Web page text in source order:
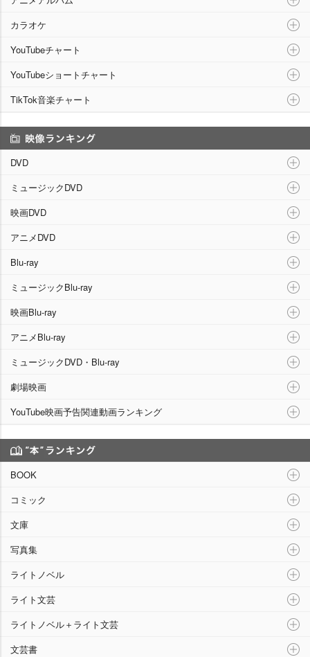
カラオケ
YouTubeチャート
YouTubeショートチャート
TikTok音楽チャート
DVD
ミュージックDVD
映画DVD
アニメDVD
Blu-ray
ミュージックBlu-ray
映画Blu-ray
アニメBlu-ray
ミュージックDVD・Blu-ray
劇場映画
YouTube映画予告関連動画ランキング
BOOK
コミック
文庫
写真集
ライトノベル
ライト文芸
ライトノベル＋ライト文芸
文芸書